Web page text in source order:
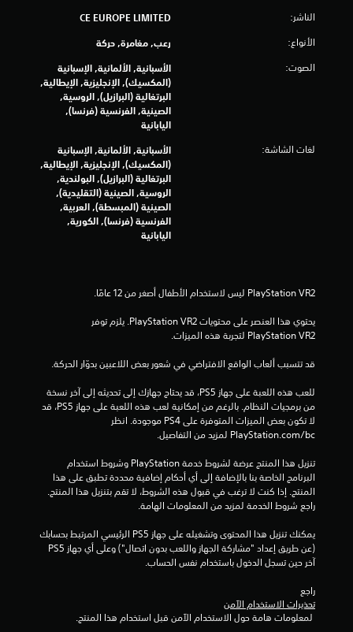
1
3
م
ن
ا
ل
م
ا
ت
الناشر: CE EUROPE LIMITED
الأنواع: رعب, مغامرة, حركة
الصوت:
الأسبانية, الألمانية, الإسبانية
(المكسيك), الإنجليزية, الإيطالية,
البرتغالية (البرازيل), الروسية,
الصينية, الفرنسية (فرنسا),
اليابانية
لغات الشاشة:
الأسبانية, الألمانية, الإسبانية
(المكسيك), الإنجليزية, الإيطالية,
البرتغالية (البرازيل), البولندية,
الروسية, الصينية (التقليدية),
الصينية (المبسطة), العربية,
الفرنسية (فرنسا), الكورية,
اليابانية
PlayStation VR2 لتجربة هذه الميزات.
قد تتسبب ألعاب الواقع الافتراضي في شعور بعض اللاعبين بدوّار الحركة.
‎PlayStation.com/bc لمزيد من التفاصيل.
راجع شروط الخدمة لمزيد من المعلومات الهامة.
آخر حين تسجل الدخول باستخدام نفس الحساب.
راجع
تحذيرات الاستخدام الآمن